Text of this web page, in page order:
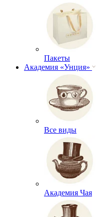
Пакеты
Академия «Унция»
Все виды
Академия Чая